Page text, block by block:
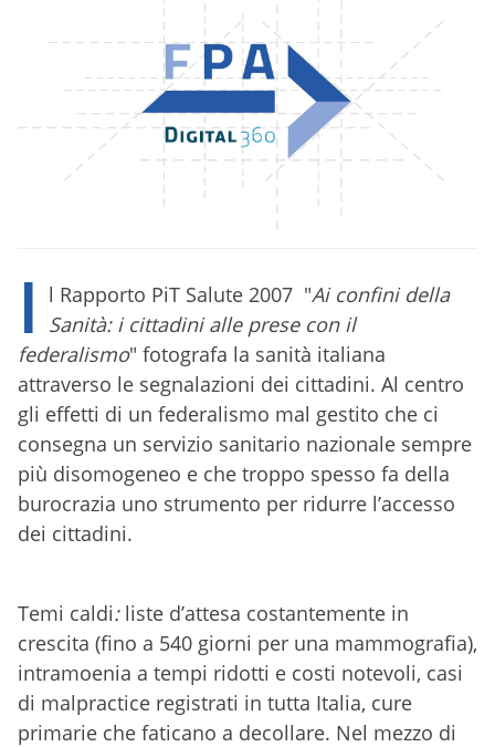
I l Rapporto PiT Salute 2007 "Ai confini della
Sanità: i cittadini alle prese con il
federalismo" fotografa la sanità italiana
attraverso le segnalazioni dei cittadini. Al centro
gli effetti di un federalismo mal gestito che ci
consegna un servizio sanitario nazionale sempre
più disomogeneo e che troppo spesso fa della
burocrazia uno strumento per ridurre l’accesso
dei cittadini.
Temi caldi: liste d’attesa costantemente in
crescita (fino a 540 giorni per una mammografia),
intramoenia a tempi ridotti e costi notevoli, casi
di malpractice registrati in tutta Italia, cure
primarie che faticano a decollare. Nel mezzo di